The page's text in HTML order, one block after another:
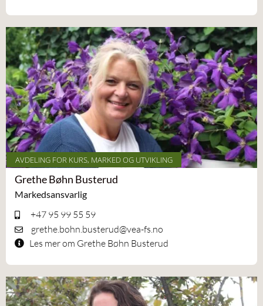
AVDELING FOR KURS, MARKED OG UTVIKLING
Grethe Bøhn Busterud
Markedsansvarlig
+47 95 99 55 59
grethe.bohn.busterud@vea-fs.no
Les mer om Grethe Bøhn Busterud